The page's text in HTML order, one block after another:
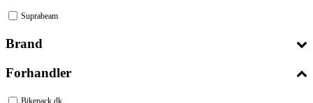
Suprabeam
Brand
Forhandler
Bikepack.dk